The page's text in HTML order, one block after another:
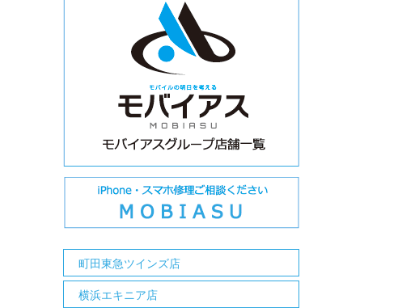
町田東急ツインズ店
横浜エキニア店